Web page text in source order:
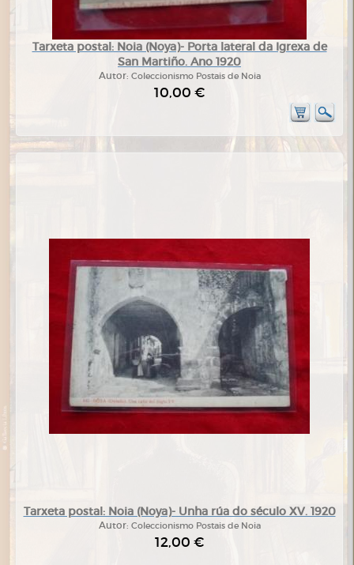
Tarxeta postal: Noia (Noya)- Porta lateral da Igrexa de
San Martiño. Ano 1920
Autor: Coleccionismo Postais de Noia
10,00 €
Tarxeta postal: Noia (Noya)- Unha rúa do século XV. 1920
Autor: Coleccionismo Postais de Noia
12,00 €